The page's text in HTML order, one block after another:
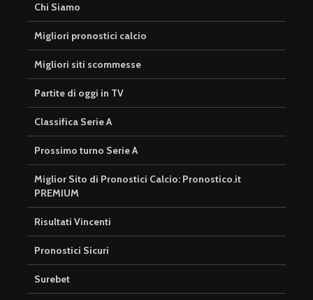
Chi Siamo
Migliori pronostici calcio
Migliori siti scommesse
Partite di oggi in TV
Classifica Serie A
Prossimo turno Serie A
Miglior Sito di Pronostici Calcio: Pronostico.it
PREMIUM
Risultati Vincenti
Pronostici Sicuri
Surebet